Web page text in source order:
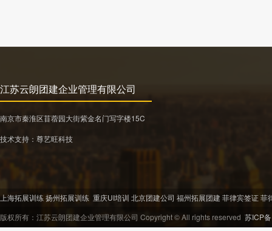
江苏云朗团建企业管理有限公司
南京市秦淮区苜蓿园大街紫金名门写字楼15C
技术支持： 尊艺旺科技
上海拓展训练 扬州拓展训练 重庆UI培训 北京团建公司 福州拓展团建菲律宾签证菲
版权所有：江苏云朗团建企业管理有限公司 Copyright © All rights reserved 苏ICP